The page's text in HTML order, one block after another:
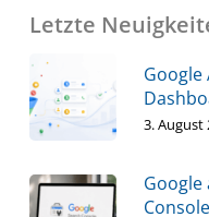
Letzte
Google
3. August
Google